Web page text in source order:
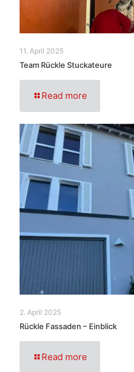
11. April 2025
Team Rückle Stuckateure
Read more
2. April 2025
Rückle Fassaden – Einblick
Read more